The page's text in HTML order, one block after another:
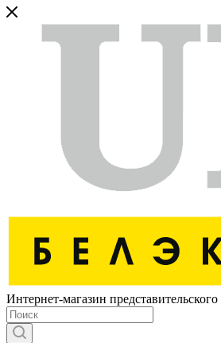
Интернет-магазин представительского